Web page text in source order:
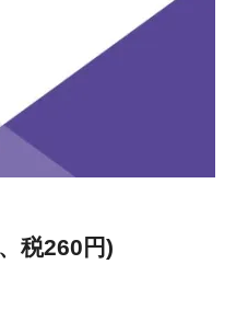
税260円)